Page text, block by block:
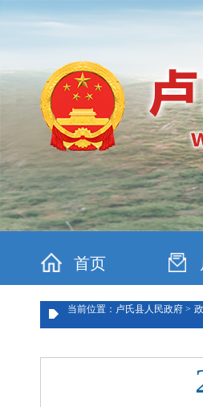
首页
当前位置：卢氏县人民政府 >